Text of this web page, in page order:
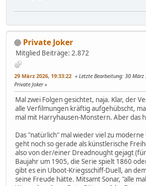
Private Joker
Mitglied Beiträge: 2.872
29 März 2026, 19:33:22 Letzte Bearbeitung: 30 März
Private Joker
Mal zwei Folgen gesichtet, naja. Klar, der
alle Verfilmungen kräftig aufgehübscht,
mal mit Harryhausen-Monstern. Aber das
Das "natürlich" mal wieder viel zu
geht noch so gerade als künstlerische
also von der/einer Dreadnought gejagt
Baujahr um 1905, die Serie spielt 1860
gibt es ein Uboot-Kriegsschiff-Duell, an
seine Freude hätte. Mitsamt Sonar, "alle